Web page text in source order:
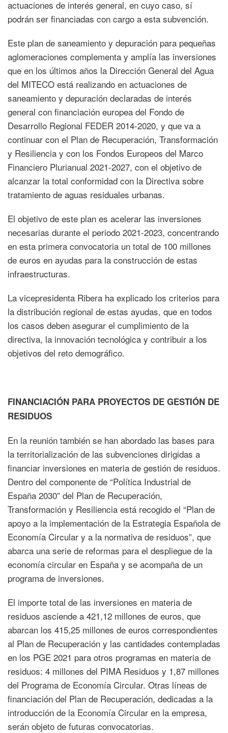
actuaciones de interés general, en cuyo caso, sí
podrán ser financiadas con cargo a esta subvención.
Este plan de saneamiento y depuración para pequeñas
aglomeraciones complementa y amplía las inversiones
que en los últimos años la Dirección General del Agua
del MITECO está realizando en actuaciones de
saneamiento y depuración declaradas de interés
general con financiación europea del Fondo de
Desarrollo Regional FEDER 2014-2020, y que va a
continuar con el Plan de Recuperación, Transformación
y Resiliencia y con los Fondos Europeos del Marco
Financiero Plurianual 2021-2027, con el objetivo de
alcanzar la total conformidad con la Directiva sobre
tratamiento de aguas residuales urbanas.
El objetivo de este plan es acelerar las inversiones
necesarias durante el periodo 2021-2023, concentrando
en esta primera convocatoria un total de 100 millones
de euros en ayudas para la construcción de estas
infraestructuras.
La vicepresidenta Ribera ha explicado los criterios para
la distribución regional de estas ayudas, que en todos
los casos deben asegurar el cumplimiento de la
directiva, la innovación tecnológica y contribuir a los
objetivos del reto demográfico.
FINANCIACIÓN PARA PROYECTOS DE GESTIÓN DE
RESIDUOS
En la reunión también se han abordado las bases para
la territorialización de las subvenciones dirigidas a
financiar inversiones en materia de gestión de residuos.
Dentro del componente de “Política Industrial de
España 2030” del Plan de Recuperación,
Transformación y Resiliencia está recogido el “Plan de
apoyo a la implementación de la Estrategia Española de
Economía Circular y a la normativa de residuos”, que
abarca una serie de reformas para el despliegue de la
economía circular en España y se acompaña de un
programa de inversiones.
El importe total de las inversiones en materia de
residuos asciende a 421,12 millones de euros, que
abarcan los 415,25 millones de euros correspondientes
al Plan de Recuperación y las cantidades contempladas
en los PGE 2021 para otros programas en materia de
residuos: 4 millones del PIMA Residuos y 1,87 millones
del Programa de Economía Circular. Otras líneas de
financiación del Plan de Recuperación, dedicadas a la
introducción de la Economía Circular en la empresa,
serán objeto de futuras convocatorias.